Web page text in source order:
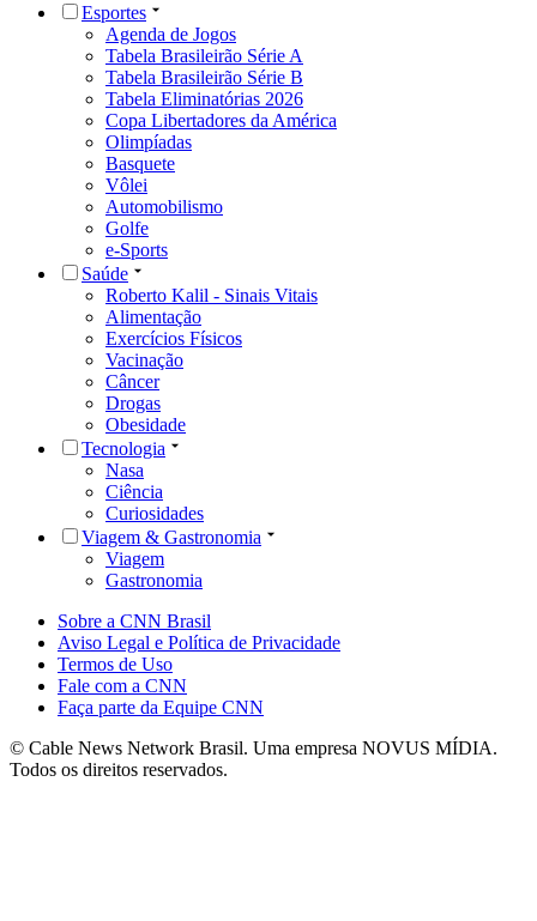
Esportes
Agenda de Jogos
Tabela Brasileirão Série A
Tabela Brasileirão Série B
Tabela Eliminatórias 2026
Copa Libertadores da América
Olimpíadas
Basquete
Vôlei
Automobilismo
Golfe
e-Sports
Saúde
Roberto Kalil - Sinais Vitais
Alimentação
Exercícios Físicos
Vacinação
Câncer
Drogas
Obesidade
Tecnologia
Nasa
Ciência
Curiosidades
Viagem & Gastronomia
Viagem
Gastronomia
Sobre a CNN Brasil
Aviso Legal e Política de Privacidade
Termos de Uso
Fale com a CNN
Faça parte da Equipe CNN
© Cable News Network Brasil. Uma empresa NOVUS MÍDIA.
Todos os direitos reservados.